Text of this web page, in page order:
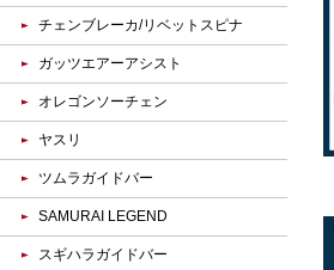
チェンブレーカ/リベットスピナ
ガッツエアーアシスト
オレゴンソーチェン
ヤスリ
ツムラガイドバー
SAMURAI LEGEND
スギハラガイドバー